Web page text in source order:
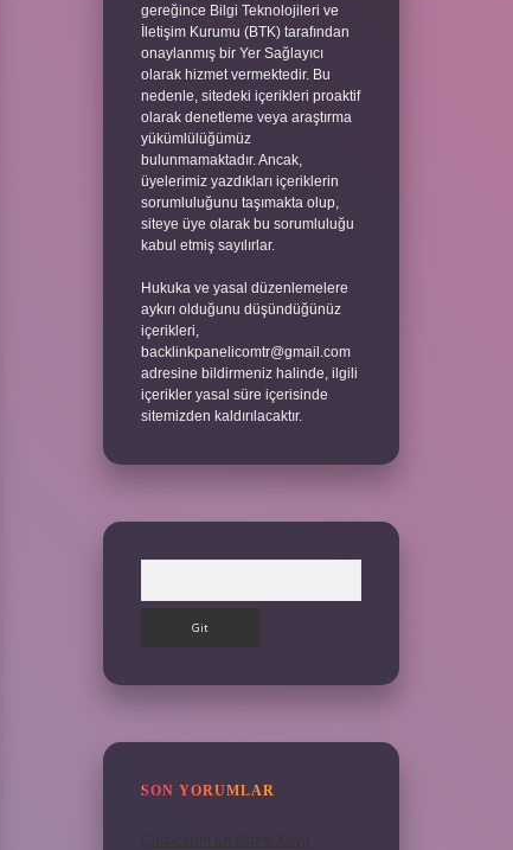
gereğince Bilgi Teknolojileri ve
İletişim Kurumu (BTK) tarafından
onaylanmış bir Yer Sağlayıcı
olarak hizmet vermektedir. Bu
nedenle, sitedeki içerikleri proaktif
olarak denetleme veya araştırma
yükümlülüğümüz
bulunmamaktadır. Ancak,
üyelerimiz yazdıkları içeriklerin
sorumluluğunu taşımakta olup,
siteye üye olarak bu sorumluluğu
kabul etmiş sayılırlar.
Hukuka ve yasal düzenlemelere
aykırı olduğunu düşündüğünüz
içerikleri,
backlinkpanelicomtr@gmail.com
adresine bildirmeniz halinde, ilgili
içerikler yasal süre içerisinde
sitemizden kaldırılacaktır.
SON YORUMLAR
Çatalcanın En Güzel Köyü